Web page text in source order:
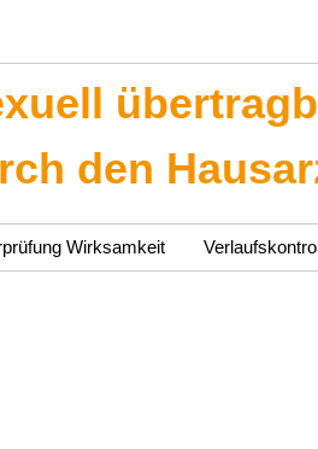
den
Wirksamkeit